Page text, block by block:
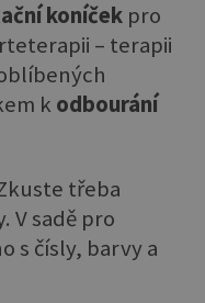
koníček pro
– terapii
k odbourání
třeba
V sadě pro
s čísly, barvy a